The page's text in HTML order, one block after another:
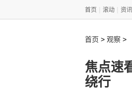
首页 滚动 资讯
首页 > 观察 >
焦点速
绕行